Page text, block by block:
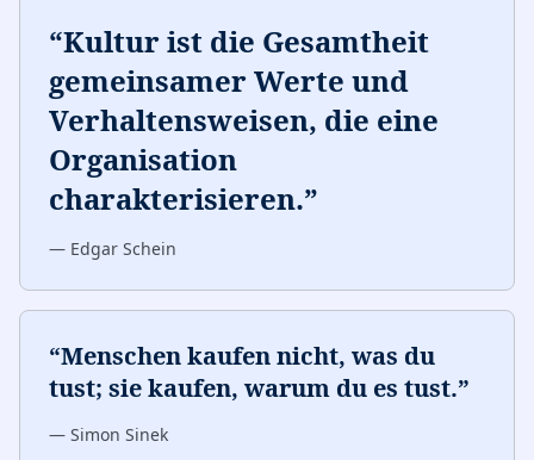
“Kultur ist die Gesamtheit
gemeinsamer Werte und
Verhaltensweisen, die eine
Organisation
charakterisieren.”
— Edgar Schein
“Menschen kaufen nicht, was du
tust; sie kaufen, warum du es tust.”
— Simon Sinek